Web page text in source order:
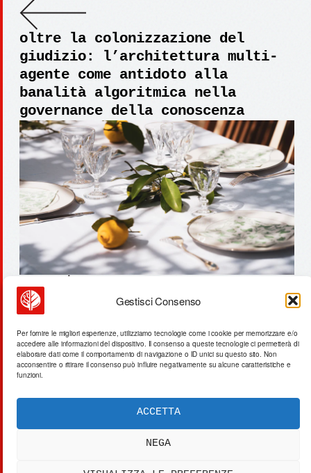
Gestisci Consenso
Per fornire le migliori esperienze, utilizziamo tecnologie come i cookie per memorizzare e/o
accedere alle informazioni del dispositivo. Il consenso a queste tecnologie ci permetterà di
elaborare dati come il comportamento di navigazione o ID unici su questo sito. Non
acconsentire o ritirare il consenso può influire negativamente su alcune caratteristiche e
funzioni.
ACCETTA
NEGA
oltre la colonizzazione del
giudizio: l’architettura multi-
agente come antidoto alla
banalità algoritmica nella
governance della conoscenza
500 dollari/tonnellata e
l’ammoniaca verde sfida il
fossile